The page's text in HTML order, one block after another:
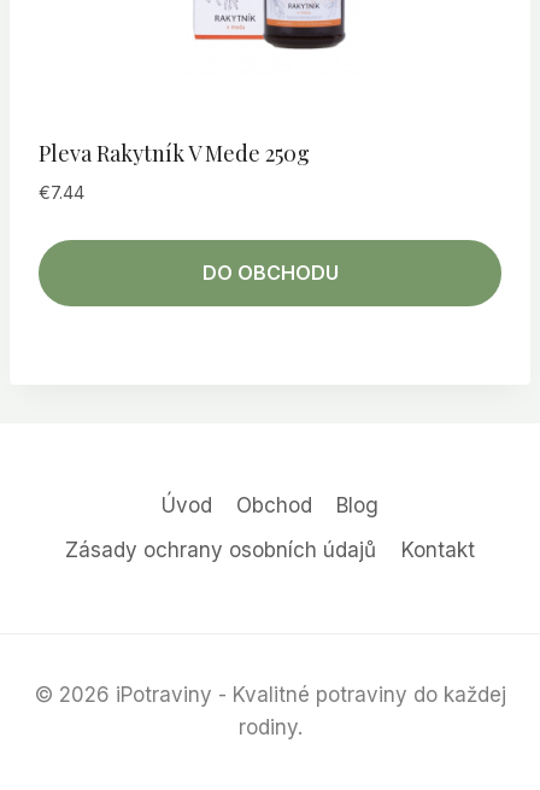
Pleva Rakytník V Mede 250g
€7.44
DO OBCHODU
Úvod Obchod
Blog
Zásady ochrany osobních údajů
Kontakt
© 2026 iPotraviny - Kvalitné potraviny do každej
rodiny.